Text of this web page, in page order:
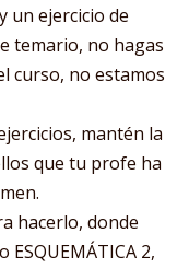
un ejercicio de
temario, no hagas
curso, no estamos
mantén la
que tu profe ha
hacerlo, donde
2,